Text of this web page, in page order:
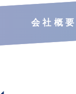
会社概要